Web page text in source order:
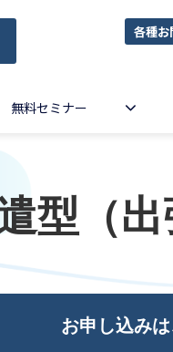
各種お
無料セミナー
型（
お申し込み